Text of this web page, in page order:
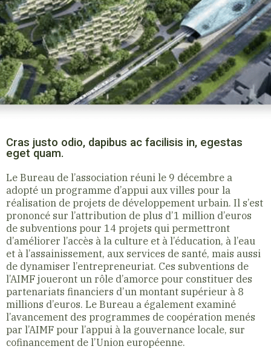
Cras justo odio, dapibus ac facilisis in, egestas
eget quam.
Le Bureau de l’association réuni le 9 décembre a
adopté un programme d’appui aux villes pour la
réalisation de projets de développement urbain. Il s’est
prononcé sur l’attribution de plus d’1 million d’euros
de subventions pour 14 projets qui permettront
d’améliorer l’accès à la culture et à l’éducation, à l’eau
et à l’assainissement, aux services de santé, mais aussi
de dynamiser l’entrepreneuriat. Ces subventions de
l’AIMF joueront un rôle d’amorce pour constituer des
partenariats financiers d’un montant supérieur à 8
millions d’euros. Le Bureau a également examiné
l’avancement des programmes de coopération menés
par l’AIMF pour l’appui à la gouvernance locale, sur
cofinancement de l’Union européenne.